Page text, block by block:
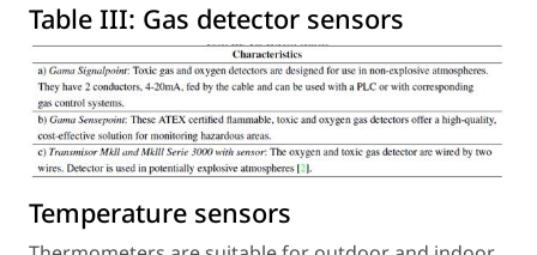
Table III: Gas detector sensors
Temperature sensors